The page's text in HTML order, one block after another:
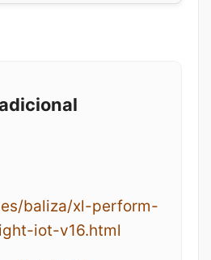
baliza/xl-perform-
iot-v16.html